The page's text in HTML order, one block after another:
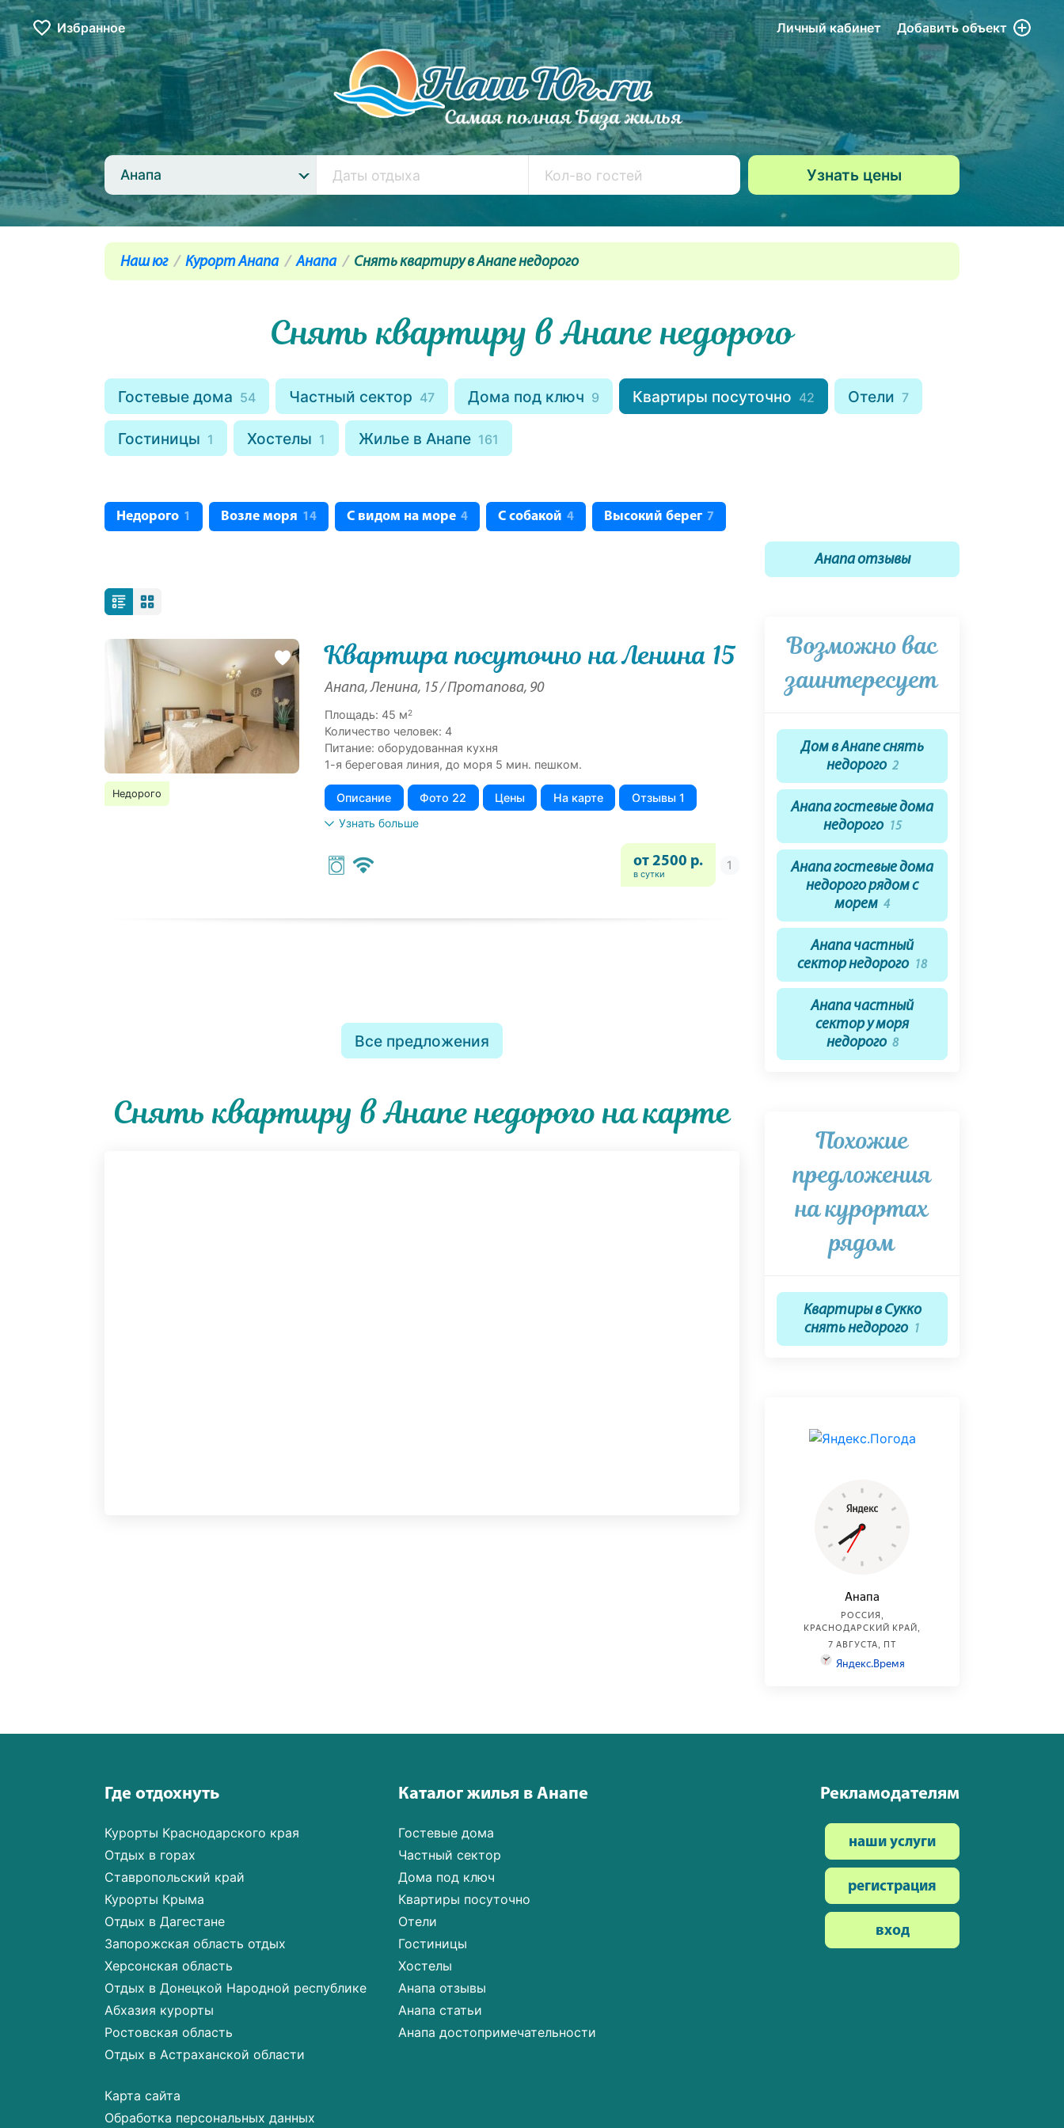
Избранное Личный кабинет Добавить объект
Анапа
Наш юг Курорт Анапа Анапа Снять квартиру в Анапе недорого
Снять квартиру в Анапе недорого
Гостевые дома 54 Частный сектор 47 Дома под ключ 9 Квартиры посуточно 42 Отели 7
Гостиницы 1 Хостелы 1 Жилье в Анапе 161
Недорого 1 Возле моря 14 С видом на море 4 С собакой 4 Высокий берег 7
Недорого
Квартира посуточно на Ленина 15
Анапа, Ленина, 15 / Протапова, 90
Площадь: 45 м2
Количество человек: 4
Питание: оборудованная кухня
1-я береговая линия, до моря 5 мин. пешком.
Описание Фото 22 Цены На карте
Отзывы 1
Узнать больше
от 2500 р.
в сутки
Все предложения
Снять квартиру в Анапе недорого на карте
Анапа отзывы
Возможно вас
заинтересует
Дом в Анапе снять
недорого 2
Анапа гостевые дома
недорого 15
Анапа гостевые дома
недорого рядом с
морем 4
Анапа частный
сектор недорого 18
Анапа частный
сектор у моря
недорого 8
Похожие
предложения
на курортах
рядом
Квартиры в Сукко
снять недорого 1
Где отдохнуть
Курорты Краснодарского края
Отдых в горах
Ставропольский край
Курорты Крыма
Отдых в Дагестане
Запорожская область отдых
Херсонская область
Отдых в Донецкой Народной республике
Абхазия курорты
Ростовская область
Отдых в Астраханской области
Карта сайта
Обработка персональных данных
Каталог жилья в Анапе
Гостевые дома
Частный сектор
Дома под ключ
Квартиры посуточно
Отели
Гостиницы
Хостелы
Анапа отзывы
Анапа статьи
Анапа достопримечательности
Рекламодателям
наши услуги
регистрация
вход